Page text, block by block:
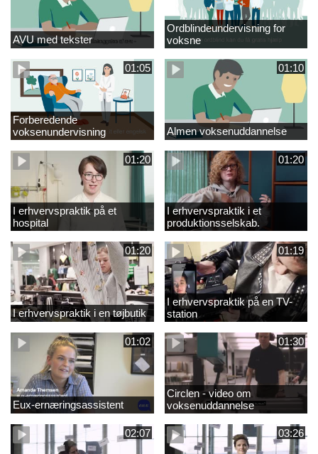
AVU med tekster
Ordblindeundervisning for
voksne
01:05
Forberedende
voksenundervisning
01:10
Almen voksenuddannelse
01:20
I erhvervspraktik på et
hospital
01:20
I erhvervspraktik i et
produktionsselskab.
01:20
I erhvervspraktik i en tøjbutik
01:19
I erhvervspraktik på en TV-
station
01:02
Eux-ernæringsassistent
01:30
Circlen - video om
voksenuddannelse
02:07 03:26